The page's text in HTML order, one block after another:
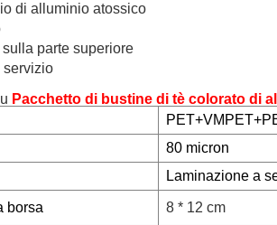
di alluminio atossico
parte superiore
servizio
Pacchetto di bustine di tè colorato di
80 micron
Laminazione a
borsa 8 * 12 cm